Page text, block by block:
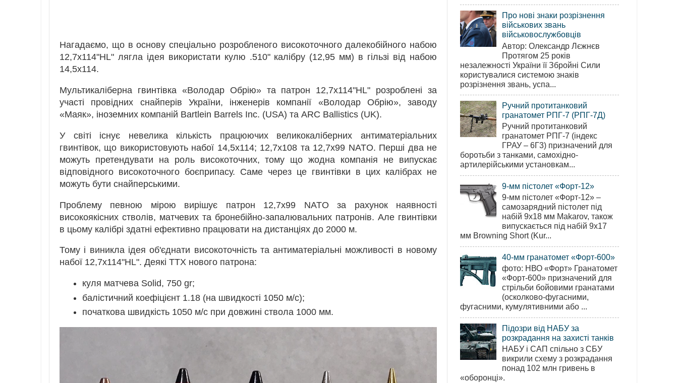
Нагадаємо, що в основу спеціально розробленого високоточного далекобійного набою
12,7х114"HL" лягла ідея використати кулю .510" калібру (12,95 мм) в гільзі від набою
14,5х114.
Мультикаліберна гвинтівка «Володар Обрію» та патрон 12,7х114"НL" розроблені за
участі провідних снайперів України, інженерів компанії «Володар Обрію», заводу
«Маяк», іноземних компаній Bartlein Barrels Inc. (USA) та АRC Ballistics (UK).
У світі існує невелика кількість працюючих великокаліберних антиматеріальних
гвинтівок, що використовують набої 14,5х114; 12,7х108 та 12,7х99 NATO. Перші два не
можуть претендувати на роль високоточних, тому що жодна компанія не випускає
відповідного високоточного боєприпасу. Саме через це гвинтівки в цих калібрах не
можуть бути снайперськими.
Проблему певною мірою вирішує патрон 12,7х99 NATO за рахунок наявності
високоякісних стволів, матчевих та бронебійно-запалювальних патронів. Але гвинтівки
в цьому калібрі здатні ефективно працювати на дистанціях до 2000 м.
Тому і виникла ідея об'єднати високоточність та антиматеріальні можливості в новому
набої 12,7х114"HL". Деякі ТТХ нового патрона:
куля матчева Solid, 750 gr;
балістичний коефіцієнт 1.18 (на швидкості 1050 м/с);
початкова швидкість 1050 м/с при довжині ствола 1000 мм.
Про нові знаки розрізнення
військових звань
військовослужбовців
Автор: Олександр Лєжнєв
Протягом 25 років
незалежності України її Збройні Сили
користувалися системою знаків
розрізнення звань, успа...
Ручний протитанковий
гранатомет РПГ-7 (РПГ-7Д)
Ручний протитанковий
гранатомет РПГ-7 (індекс
ГРАУ – 6Г3) призначений для
боротьби з танками, самохідно-
артилерійськими установкам...
9-мм пістолет «Форт-12»
9-мм пістолет «Форт-12» –
самозарядний пістолет під
набій 9х18 мм Makarov, також
випускається під набій 9х17
мм Browning Short (Kur...
40-мм гранатомет «Форт-600»
фото: НВО «Форт» Гранатомет
«Форт-600» призначений для
стрільби бойовими гранатами
(осколково-фугасними,
фугасними, кумулятивними або ...
Підозри від НАБУ за
розкрадання на захисті танків
НАБУ і САП спільно з СБУ
викрили схему з розкрадання
понад 102 млн гривень в
«оборонці».